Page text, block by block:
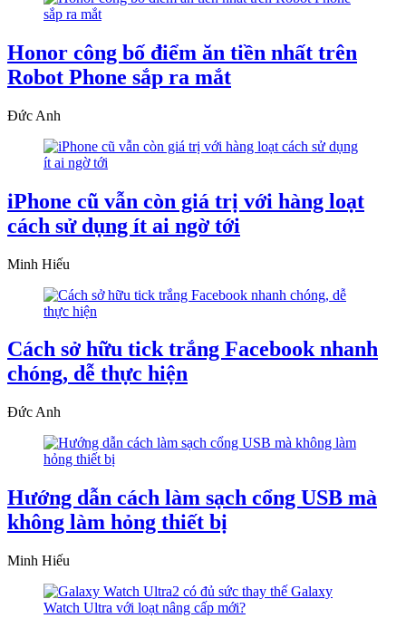
Honor công bố điểm ăn tiền nhất trên
Robot Phone sắp ra mắt
Đức Anh
iPhone cũ vẫn còn giá trị với hàng loạt
cách sử dụng ít ai ngờ tới
Minh Hiếu
Cách sở hữu tick trắng Facebook nhanh
chóng, dễ thực hiện
Đức Anh
Hướng dẫn cách làm sạch cổng USB mà
không làm hỏng thiết bị
Minh Hiếu